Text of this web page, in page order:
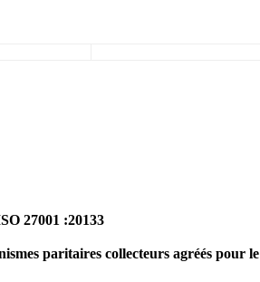
27001 :20133
paritaires collecteurs agréés pour